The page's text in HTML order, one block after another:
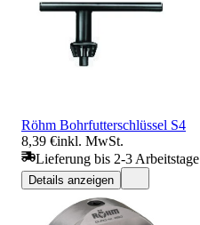
Röhm Bohrfutterschlüssel S4
8,39 €inkl. MwSt.
Lieferung bis 2-3 Arbeitstage
Details anzeigen